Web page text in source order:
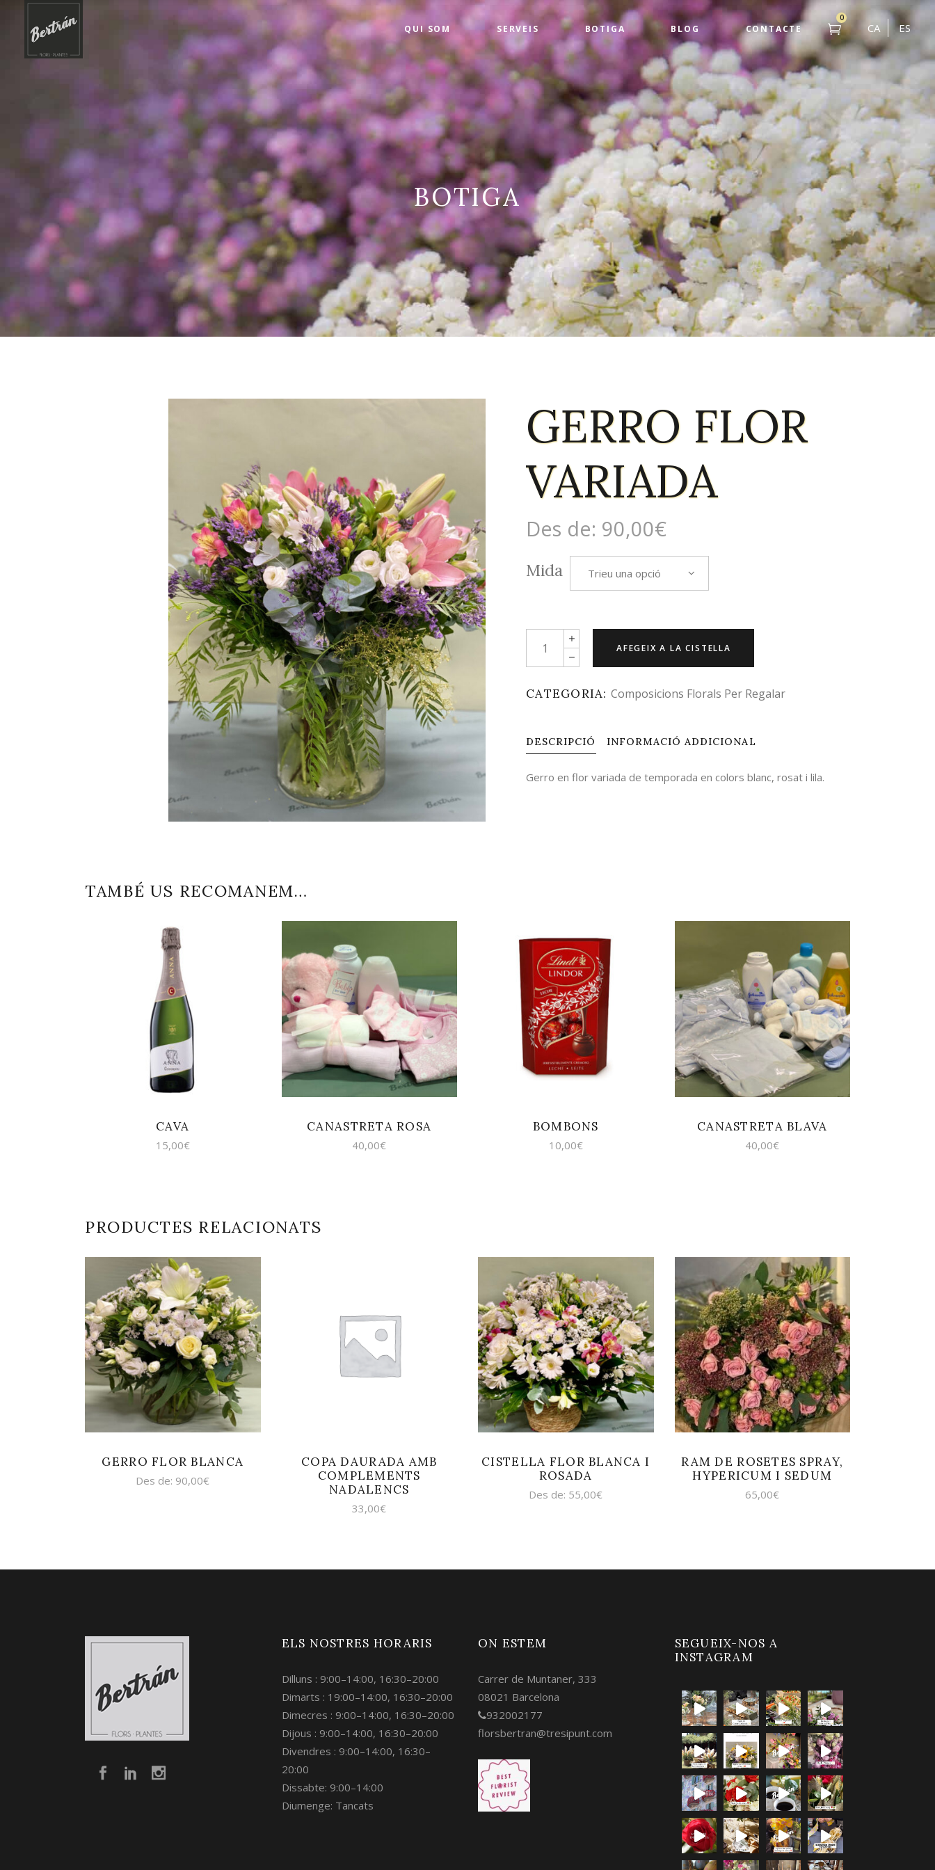
QUI SOM SERVEIS BOTIGA BLOG CONTACTE
0
CA ES
BOTIGA
GERRO FLOR
VARIADA
Des de: 90,00€
Mida Trieu una opció
Quantity
AFEGEIX A LA CISTELLA
CATEGORIA:Composicions Florals Per Regalar
DESCRIPCIÓ INFORMACIÓ ADDICIONAL
Gerro en flor variada de temporada en colors blanc, rosat i lila.
TAMBÉ US RECOMANEM…
AFEGEIX A LA
CISTELLA
CAVA
15,00€
AFEGEIX A LA
CISTELLA
CANASTRETA ROSA
40,00€
AFEGEIX A LA
CISTELLA
BOMBONS
10,00€
AFEGEIX A LA
CISTELLA
CANASTRETA BLAVA
40,00€
PRODUCTES RELACIONATS
SELECCIONA
OPCIONS
GERRO FLOR BLANCA
Des de: 90,00€
AFEGEIX A LA
CISTELLA
COPA DAURADA AMB
COMPLEMENTS
NADALENCS
33,00€
SELECCIONA
OPCIONS
CISTELLA FLOR BLANCA I
ROSADA
Des de: 55,00€
AFEGEIX A LA
CISTELLA
RAM DE ROSETES SPRAY,
HYPERICUM I SEDUM
65,00€
ELS NOSTRES HORARIS
Dilluns : 9:00–14:00, 16:30–20:00
Dimarts : 19:00–14:00, 16:30–20:00
Dimecres : 9:00–14:00, 16:30–20:00
Dijous : 9:00–14:00, 16:30–20:00
Divendres : 9:00–14:00, 16:30–
20:00
Dissabte: 9:00–14:00
Diumenge: Tancats
ON ESTEM
Carrer de Muntaner, 333
08021 Barcelona
932002177
florsbertran@tresipunt.com
SEGUEIX-NOS A
INSTAGRAM